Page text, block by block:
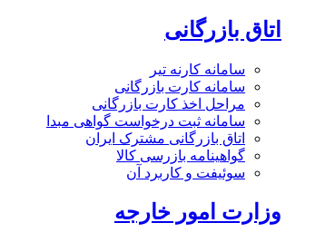
اتاق بازرگانی
سامانه کارنه تیر
سامانه کارت بازرگانی
مراحل اخذ کارت بازرگانی
سامانه ثبت درخواست گواهی مبدا
اتاق بازرگانی مشترک ایران
گواهینامه بازرسی کالا
سوئیفت و کاربرد آن
وزارت امور خارجه